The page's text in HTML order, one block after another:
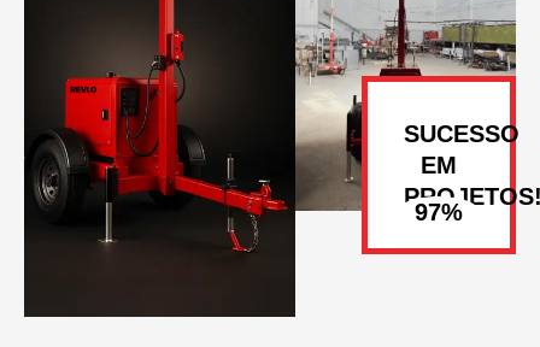
SUCESSO
EM